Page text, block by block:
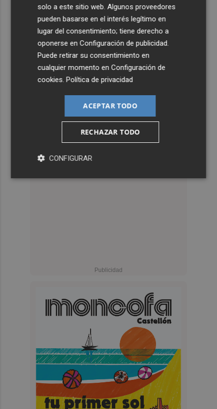
solo a este sitio web. Algunos proveedores
pueden basarse en el interés legítimo en
lugar del consentimiento; tiene derecho a
oponerse enConfiguración de publicidad
Puede retirar su consentimiento en
cualquier momento enConfiguración de
cookies .Política de privacidad
ACEPTAR TODO
RECHAZAR TODO
CONFIGURAR